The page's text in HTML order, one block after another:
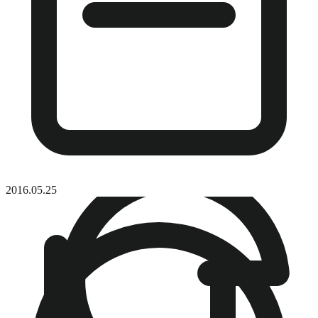
2016.05.25